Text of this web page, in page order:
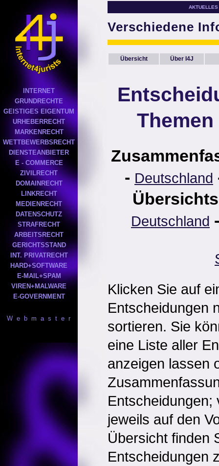
INTERNET
GRUNDRECHTE
GEISTIGES EIGENTUM
URHEBERRECHT
MARKENRECHT
WETTBEWERBSRECHT
DIENSTEANBIETER
E - COMMERCE
ZIVILRECHT
DOMAINRECHT
LINKRECHT
MEDIENRECHT
DATENSCHUTZ
STRAFRECHT
ARBEITSRECHT
GERICHTSSTAND
INT. PRIVATRECHT
HARD+SOFTWARE
E-MAIL+SPAM
VIREN+MALWARE
E-GOVERNMENT
W e b m a s t e r
AKTUELLES
Verschiedene
Übersicht Über I4J
- Deutschland
Deutschland
Klicken Sie auf
Entscheidungen
sortieren. Sie
eine Liste aller
anzeigen lassen
Entscheidungen;
jeweils auf den
Übersicht finden
Entscheidungen